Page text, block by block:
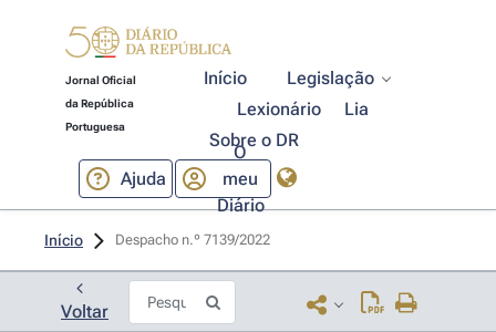
Jornal Oficial
da República
Portuguesa
Início
Legislação
Lexionário
Lia
Sobre o DR
Ajuda
O
meu
Diário
Início Despacho n.º 7139/2022
Voltar